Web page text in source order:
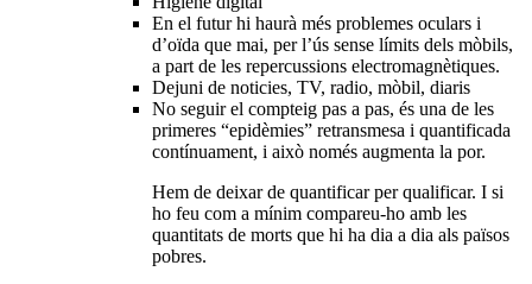
En el futur hi haurà més problemes oculars i
d’oïda que mai, per l’ús sense límits dels mòbils,
a part de les repercussions electromagnètiques.
Dejuni de noticies, TV, radio, mòbil, diaris
No seguir el compteig pas a pas, és una de les
primeres “epidèmies” retransmesa i quantificada
contínuament, i això només augmenta la por.
Hem de deixar de quantificar per qualificar. I si
ho feu com a mínim compareu-ho amb les
quantitats de morts que hi ha dia a dia als països
pobres.